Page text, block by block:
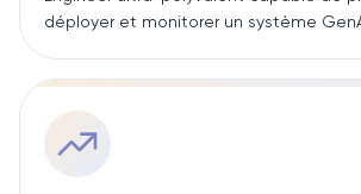
déployer et monitorer un système